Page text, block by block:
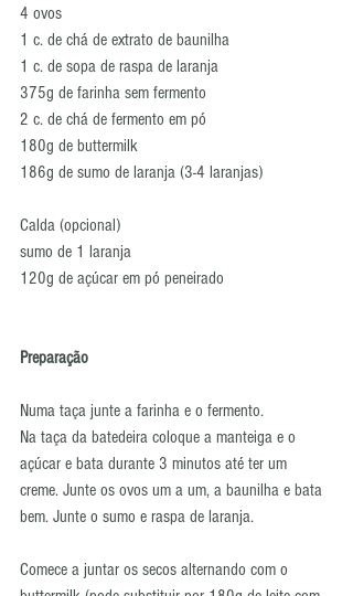
4 ovos
1 c. de chá de extrato de baunilha
1 c. de sopa de raspa de laranja
375g de farinha sem fermento
2 c. de chá de fermento em pó
180g de buttermilk
186g de sumo de laranja (3-4 laranjas)
Calda (opcional)
sumo de 1 laranja
120g de açúcar em pó peneirado
Preparação
Numa taça junte a farinha e o fermento.
Na taça da batedeira coloque a manteiga e o
açúcar e bata durante 3 minutos até ter um
creme. Junte os ovos um a um, a baunilha e bata
bem. Junte o sumo e raspa de laranja.
Comece a juntar os secos alternando com o